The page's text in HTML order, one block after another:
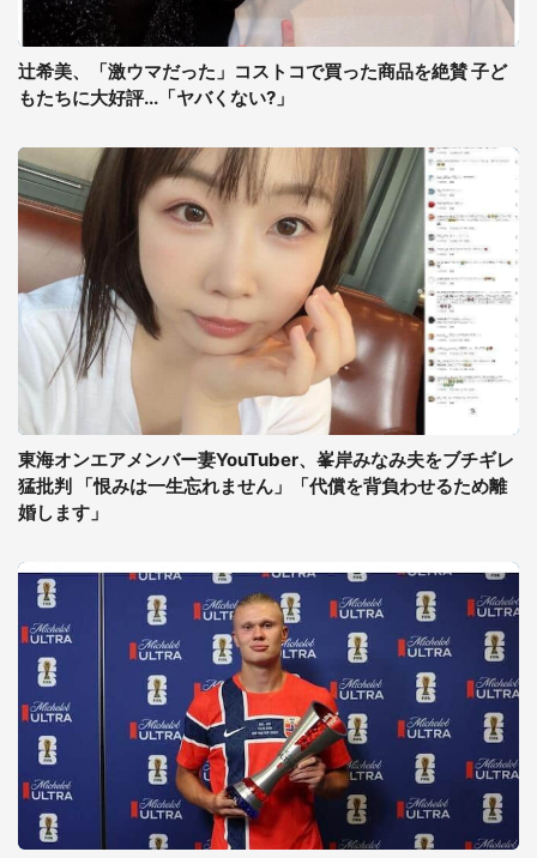
辻希美、「激ウマだった」コストコで買った商品を絶賛 子ど
もたちに大好評...「ヤバくない?」
東海オンエアメンバー妻YouTuber、峯岸みなみ夫をブチギレ
猛批判 「恨みは一生忘れません」「代償を背負わせるため離
婚します」